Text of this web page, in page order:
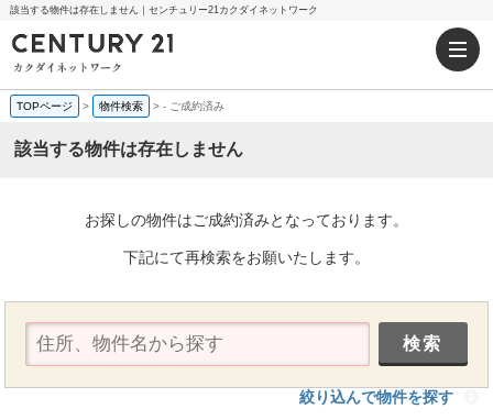
該当する物件は存在しません｜センチュリー21カクダイネットワーク
TOPページ > 物件検索 >- ご成約済み
該当する物件は存在しません
お探しの物件はご成約済みとなっております。
下記にて再検索をお願いたします。
絞り込んで物件を探す